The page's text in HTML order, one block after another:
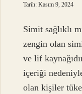
Tarih: Kasım 9, 2024
Simit sağlıklı
zengin olan
ve lif
içeriği
olan kişiler